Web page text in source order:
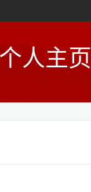
人主页